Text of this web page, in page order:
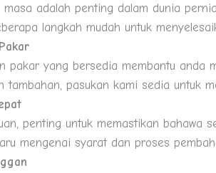
masa adalah penting dalam dunia
langkah mudah untuk
pakar yang bersedia membantu
tambahan, pasukan kami sedia untuk
penting untuk memastikan
mengenai syarat dan proses